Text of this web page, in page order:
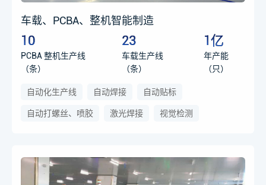
车载、PCBA、整机智能制造
10
PCBA 整机生产线
（条）
23
车载生产线
（条）
1亿
年产能
（只）
自动化生产线 自动焊接 自动贴标
自动打螺丝、喷胶 激光焊接 视觉检测